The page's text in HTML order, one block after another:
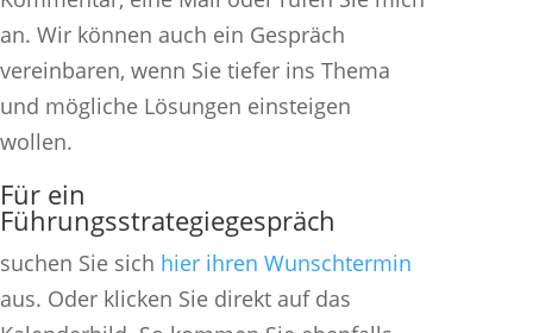
an. Wir können auch ein Gespräch
vereinbaren, wenn Sie tiefer ins Thema
und mögliche Lösungen einsteigen
wollen.
Für ein
Führungsstrategiegespräch
suchen Sie sich hier ihren Wunschtermin
aus. Oder klicken Sie direkt auf das